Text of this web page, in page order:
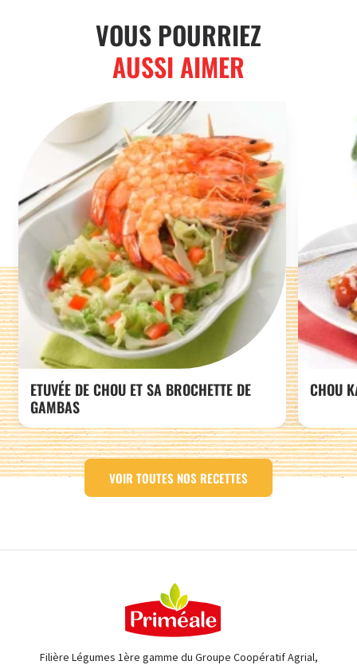
VOUS POURRIEZ
AUSSI AIMER
ETUVÉE DE CHOU ET SA BROCHETTE DE
GAMBAS
CHOU
VOIR TOUTES NOS RECETTES
Filière Légumes 1ère gamme du Groupe Coopératif Agrial,